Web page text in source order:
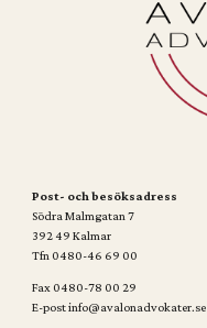
Post- och besöksadress
Södra Malmgatan 7
392 49 Kalmar
Tfn 0480-46 69 00
Fax 0480-78 00 29
E-post info@avalonadvokater.se